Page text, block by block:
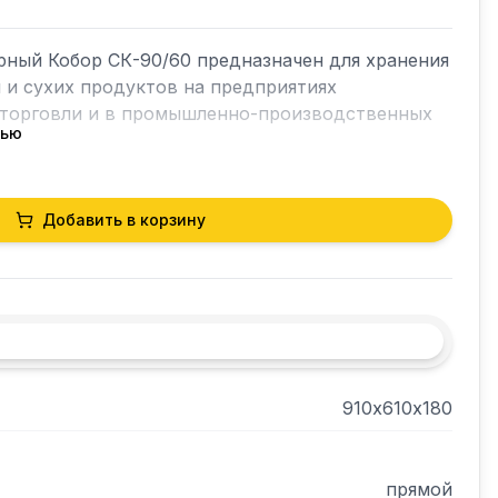
Кобор СК-90/60 предназначен для хранения
сухих продуктов на предприятиях
и в промышленно-производственных
Добавить в корзину
910х610х180
прямой